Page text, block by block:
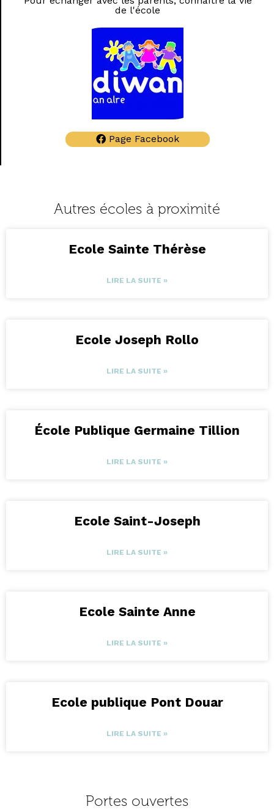
de l'école
Page Facebook
Autres écoles à proximité
Ecole Sainte Thérèse
LIRE LA SUITE »
Ecole Joseph Rollo
LIRE LA SUITE »
École Publique Germaine Tillion
LIRE LA SUITE »
Ecole Saint-Joseph
LIRE LA SUITE »
Ecole Sainte Anne
LIRE LA SUITE »
Ecole publique Pont Douar
LIRE LA SUITE »
Portes ouvertes